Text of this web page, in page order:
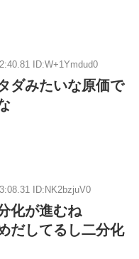
ID:W+1Ymdud0
ダみたいな原価で
ID:NK2bzjuV0
化が進むね
だしてるし二分化